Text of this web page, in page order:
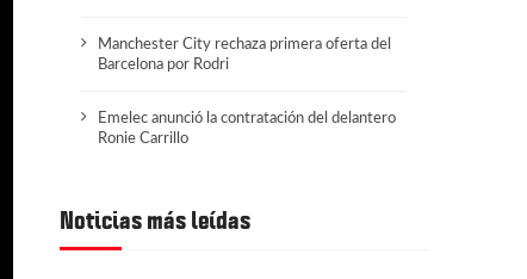
Manchester City rechaza primera oferta del
Barcelona por Rodri
Emelec anunció la contratación del delantero
Ronie Carrillo
Noticias más leídas